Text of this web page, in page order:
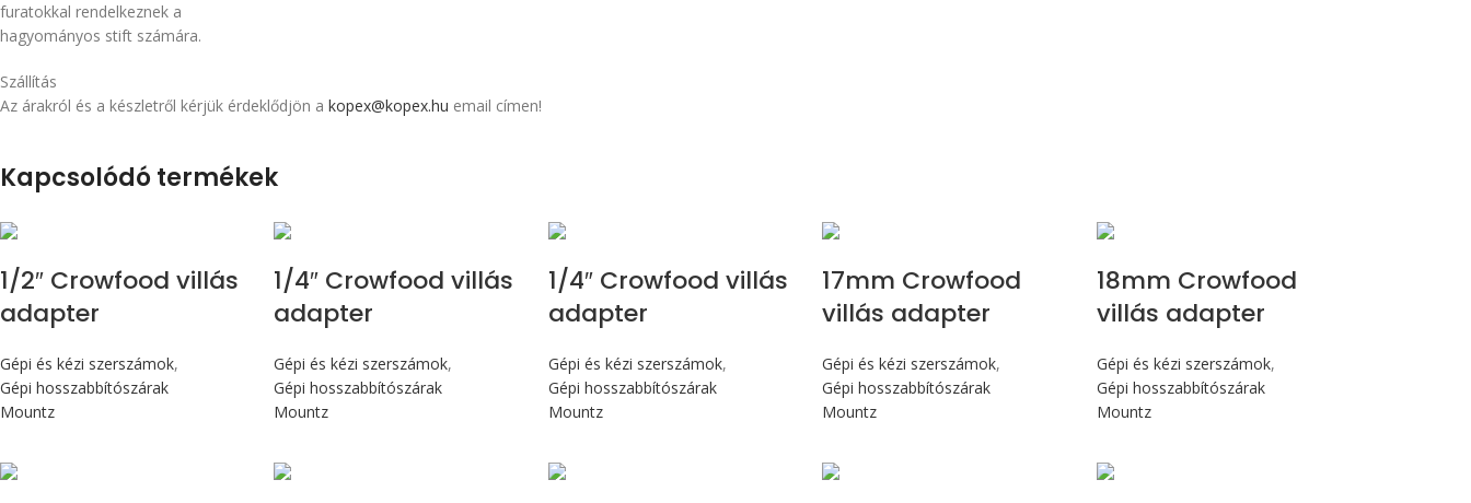
furatokkal rendelkeznek a
hagyományos stift számára.
Szállítás
Az árakról és a készletről kérjük érdeklődjön a kopex@kopex.hu email címen!
Kapcsolódó termékek
1/2″ Crowfood villás
adapter
Gépi és kézi szerszámok,
Gépi hosszabbítószárak
Mountz
1/4″ Crowfood villás
adapter
Gépi és kézi szerszámok,
Gépi hosszabbítószárak
Mountz
1/4″ Crowfood villás
adapter
Gépi és kézi szerszámok,
Gépi hosszabbítószárak
Mountz
17mm Crowfood
villás adapter
Gépi és kézi szerszámok,
Gépi hosszabbítószárak
Mountz
18mm Crowfood
villás adapter
Gépi és kézi szerszámok,
Gépi hosszabbítószárak
Mountz